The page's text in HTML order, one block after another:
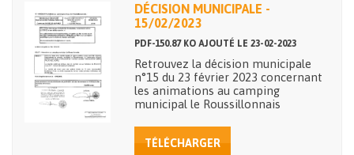
DÉCISION MUNICIPALE -
15/02/2023
PDF-150.87 KO AJOUTÉ LE 23-02-2023
Retrouvez la décision municipale
n°15 du 23 février 2023 concernant
les animations au camping
municipal le Roussillonnais
TÉLÉCHARGER